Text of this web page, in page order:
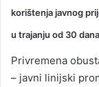
korištenja javnog
u trajanju od 30
Privremena
– javni linijski